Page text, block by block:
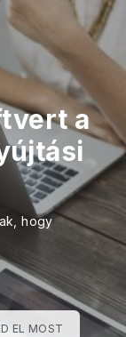
a
hogy
EL MOST